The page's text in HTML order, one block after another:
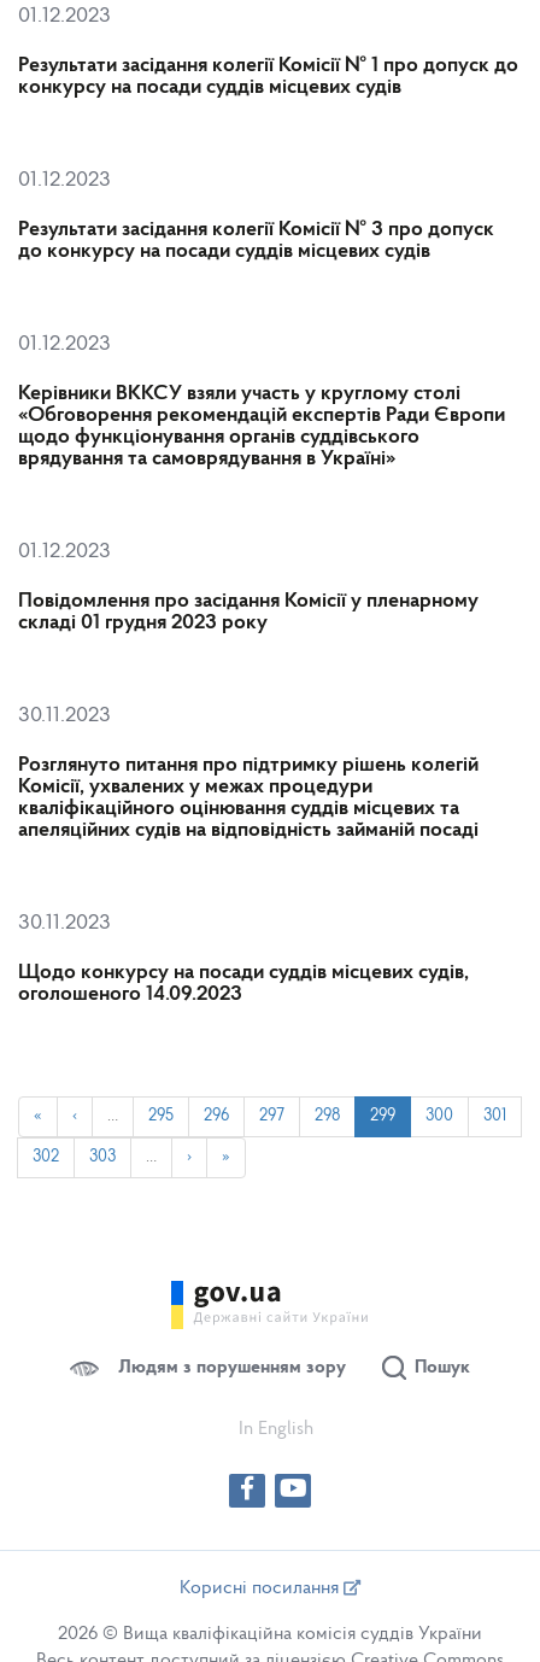
01.12.2023
Результати засідання колегії Комісії № 1 про допуск до
конкурсу на посади суддів місцевих судів
01.12.2023
Результати засідання колегії Комісії № 3 про допуск
до конкурсу на посади суддів місцевих судів
01.12.2023
Керівники ВККСУ взяли участь у круглому столі
«Обговорення рекомендацій експертів Ради Європи
щодо функціонування органів суддівського
врядування та самоврядування в Україні»
01.12.2023
Повідомлення про засідання Комісії у пленарному
складі 01 грудня 2023 року
30.11.2023
Розглянуто питання про підтримку рішень колегій
Комісії, ухвалених у межах процедури
кваліфікаційного оцінювання суддів місцевих та
апеляційних судів на відповідність займаній посаді
30.11.2023
Щодо конкурсу на посади суддів місцевих судів,
оголошеного 14.09.2023
« ‹ … 295 296 297 298 299 300 301
302 303 … › »
Людям з порушенням зору Пошук
In English
Корисні посилання
2026 © Вища кваліфікаційна комісія суддів України